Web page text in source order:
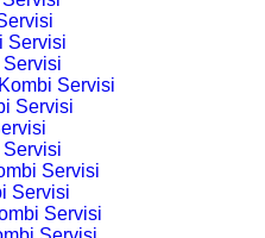
Servisi
Servisi
Servisi
Servisi
Servisi
Servisi